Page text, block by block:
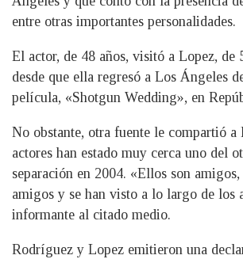
entre otras importantes personalidades.
El actor, de 48 años, visitó a Lopez, de
desde que ella regresó a Los Ángeles
película, «Shotgun Wedding», en
No obstante, otra fuente le compartió a
actores han estado muy cerca uno del
separación en 2004. «Ellos son
amigos y se han visto a lo largo de los
informante al citado medio.
Rodríguez y Lopez emitieron una